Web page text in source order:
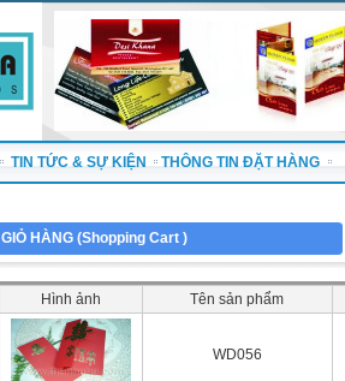
TIN TỨC & SỰ KIỆN THÔNG TIN ĐẶT HÀNG
GIỎ HÀNG (Shopping Cart )
Hình ảnh Tên sản phẩm
WD056